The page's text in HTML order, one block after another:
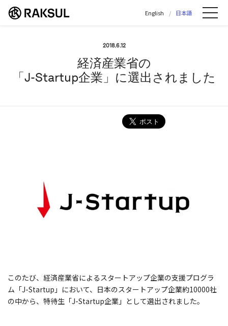
ラクスル株式会社 | ラクスル株式会社の公
English 日本語
2018.6.12
経済産業省の
「J-Startup企業」に選出されました
このたび、経済産業省によるスタートアップ企業の支援プログラ
ム「J-Startup」において、日本のスタートアップ企業約10000社
の中から、特待生「J-Startup企業」として選出されました。